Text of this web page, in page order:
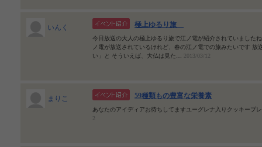
いんく 極上ゆるり旅
今日放送の大人の極上ゆるり旅で江ノ電が紹介されていました
ノ電が放送されているけれど、春の江ノ電での旅みたいです
い」と そういえば、大仏は見た…
2013/03/12
まりこ 59種類もの豊富な栄養素
あなたのアイディアお待ちしてますユーグレナ入りクッキープ
2